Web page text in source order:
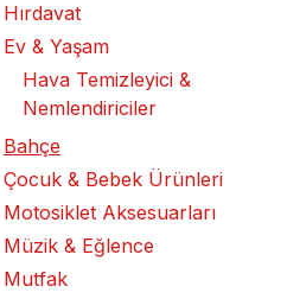
Hırdavat
Ev & Yaşam
Hava Temizleyici &
Nemlendiriciler
Bahçe
Çocuk & Bebek Ürünleri
Motosiklet Aksesuarları
Müzik & Eğlence
Mutfak